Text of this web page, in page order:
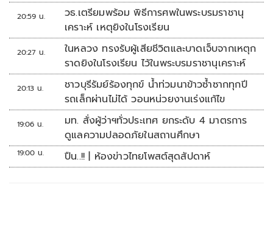
20:59 น.
วธ.เตรียมพร้อม พิธีการศพในพระบรมราชานุ
เคราะห์ เหตุยิงในโรงเรียน
20:27 น.
ในหลวง ทรงรับผู้เสียชีวิตและบาดเจ็บจากเหตุก
ราดยิงในโรงเรียน ไว้ในพระบรมราชานุเคราะห์
20:13 น.
ชาวบุรีรัมย์ร้องทุกข์ น้ำท่วมนาข้าวซ้ำซากทุกปี
รถเล็กผ่านไม่ได้ วอนหน่วยงานเร่งแก้ไข
19:06 น.
มท. สั่งผู้ว่าฯทั่วประเทศ ยกระดับ 4 มาตรการ
ดูแลความปลอดภัยในสถานศึกษา
19:00 น. ปืน..!! | ห้องข่าวไทยโพสต์สุดสัปดาห์